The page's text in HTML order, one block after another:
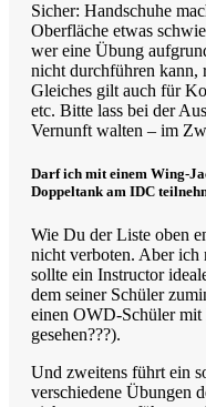
Sicher: Handschuhe
Oberfläche etwas
wer eine Übung
nicht durchführen kann,
Gleiches gilt auch für
etc. Bitte lass bei der
Vernunft walten – im
Darf ich mit einem Wing-
Doppeltank am IDC
Wie Du der Liste oben
nicht verboten. Aber ich
sollte ein Instructor
dem seiner Schüler
einen OWD-Schüler
gesehen???).
Und zweitens führt ein
verschiedene Übungen